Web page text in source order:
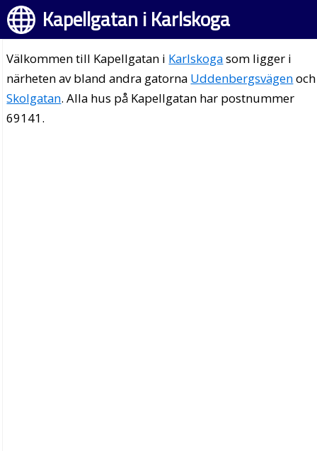
Kapellgatan i Karlskoga
Välkommen till Kapellgatan i Karlskogasom ligger i
närheten av bland andra gatorna Uddenbergsvägenoch
Skolgatan. Alla hus på Kapellgatan har postnummer
69141.